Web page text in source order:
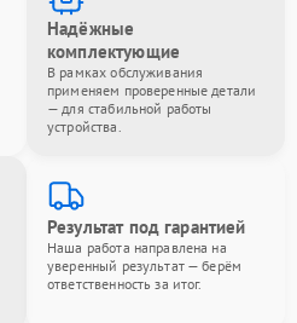
Надёжные
комплектующие
В рамках обслуживания
применяем проверенные детали
— для стабильной работы
устройства.
Результат под гарантией
Наша работа направлена на
уверенный результат — берём
ответственность за итог.